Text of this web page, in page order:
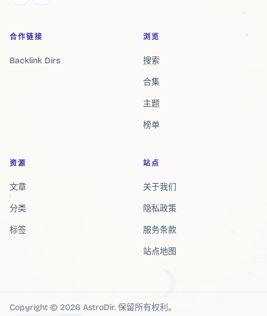
合作链接
Backlink Dirs
浏览
搜索
合集
主题
榜单
资源
文章
分类
标签
站点
关于我们
隐私政策
服务条款
站点地图
Copyright © 2026 AstroDir. 保留所有权利。